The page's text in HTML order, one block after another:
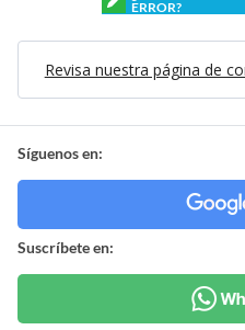
ERROR?
Revisa nuestra página de
Síguenos en:
Suscríbete en: